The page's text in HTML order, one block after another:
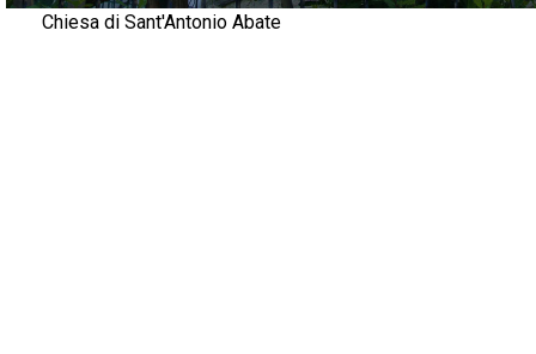
Chiesa di Sant'Antonio Abate